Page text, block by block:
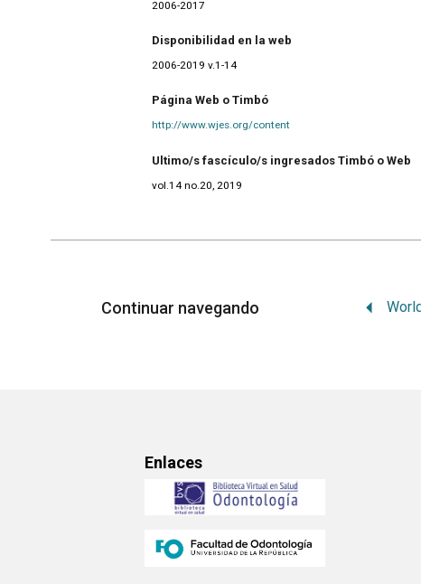
2006-2017
Disponibilidad en la web
2006-2019 v.1-14
Página Web o Timbó
http://www.wjes.org/content
Ultimo/s fascículo/s ingresados Timbó o Web
vol.14 no.20, 2019
Continuar navegando
Enlaces